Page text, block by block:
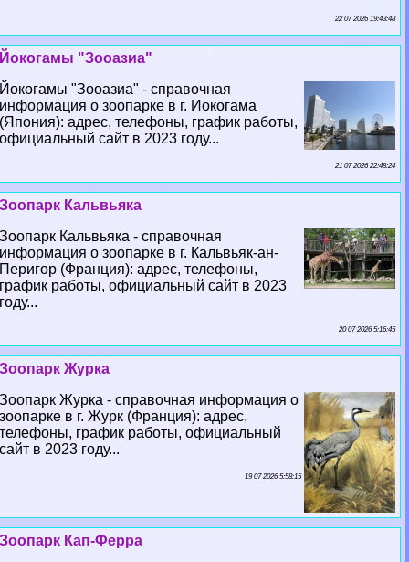
22 07 2026 19:43:48
Йокогамы "Зооазиа"
Йокогамы "Зооазиа" - справочная
информация о зоопарке в г. Иокогама
(Япония): адрес, телефоны, график работы,
официальный сайт в 2023 году...
21 07 2026 22:48:24
Зоопарк Кальвьяка
Зоопарк Кальвьяка - справочная
информация о зоопарке в г. Кальвьяк-ан-
Перигор (Франция): адрес, телефоны,
график работы, официальный сайт в 2023
году...
20 07 2026 5:16:45
Зоопарк Журка
Зоопарк Журка - справочная информация о
зоопарке в г. Журк (Франция): адрес,
телефоны, график работы, официальный
сайт в 2023 году...
19 07 2026 5:58:15
Зоопарк Кап-Ферра